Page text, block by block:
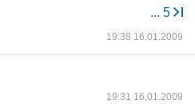
... 5
19:38 16.01.2009
19:31 16.01.2009